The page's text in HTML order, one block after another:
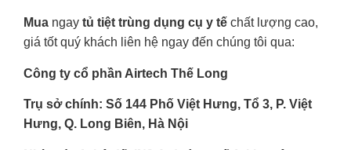
Mua ngay tủ tiệt trùng dụng cụ y tế chất lượng cao,
giá tốt quý khách liên hệ ngay đến chúng tôi qua:
Công ty cổ phần Airtech Thế Long
Trụ sở chính: Số 144 Phố Việt Hưng, Tổ 3, P. Việt
Hưng, Q. Long Biên, Hà Nội